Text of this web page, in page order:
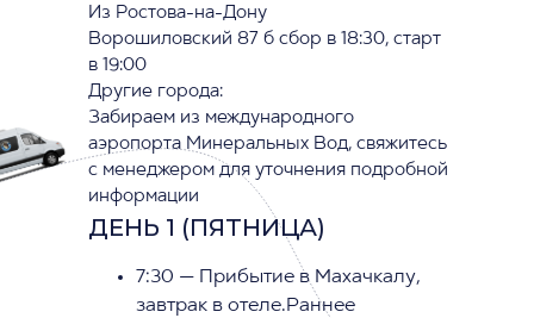
Из Ростова-на-Дону
Ворошиловский 87 б сбор в 18:30, старт
в 19:00
Другие города:
Забираем из международного
аэропорта Минеральных Вод, свяжитесь
с менеджером для уточнения подробной
информации
ДЕНЬ 1 (ПЯТНИЦА)
7:30 — Прибытие в Махачкалу,
завтрак в отеле.Раннее